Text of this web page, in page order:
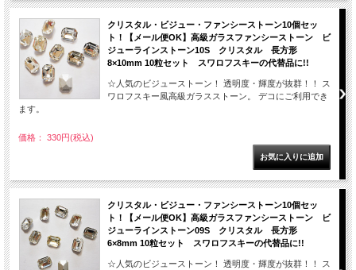
クリスタル・ビジュー・ファンシーストーン10個セッ
ト！【メール便OK】高級ガラスファンシーストーン ビ
ジューラインストーン10S クリスタル 長方形
8×10mm 10粒セット スワロフスキーの代替品に!!
☆人気のビジューストーン！ 透明度・輝度が抜群！！ ス
ワロフスキー風高級ガラスストーン。 デコにご利用でき
ます。
価格： 330円(税込)
クリスタル・ビジュー・ファンシーストーン10個セッ
ト！【メール便OK】高級ガラスファンシーストーン ビ
ジューラインストーン09S クリスタル 長方形
6×8mm 10粒セット スワロフスキーの代替品に!!
☆人気のビジューストーン！ 透明度・輝度が抜群！！ ス